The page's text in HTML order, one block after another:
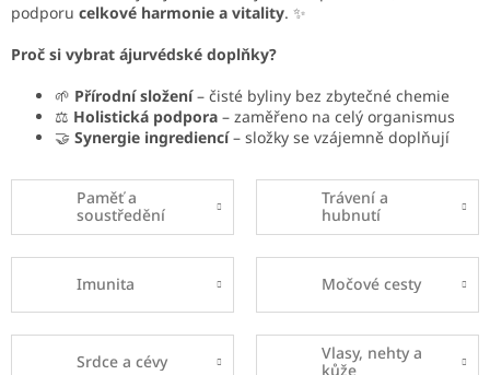
podporu celkové harmonie a vitality. ✨
Proč si vybrat ájurvédské doplňky?
🌱 Přírodní složení– čisté byliny bez zbytečné chemie
⚖️ Holistická podpora – zaměřeno na celý organismus
🤝 Synergie ingrediencí– složky se vzájemně doplňují
Paměť a
soustředění
Trávení a
hubnutí
Imunita Močové cesty
Srdce a cévy
Vlasy, nehty a
kůže